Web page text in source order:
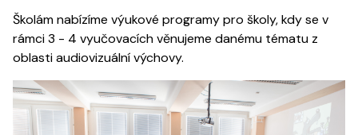
Školám nabízíme výukové programy pro školy, kdy se v
rámci 3 - 4 vyučovacích věnujeme danému tématu z
oblasti audiovizuální výchovy.